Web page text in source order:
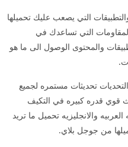
التي يصعب عليك تحميلها
التي تساعدك في
والمحتوى الوصول الى ما هو
تحديثات مستمره لجميع
قوي قدره كبيره في التكيف
والانجليزيه تحميل ما تريد
من جوجل بلاي.